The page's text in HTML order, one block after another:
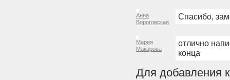
Анна
Вороговская
Спасибо,
Мария
Макарова
отлично
конца
Для добавления